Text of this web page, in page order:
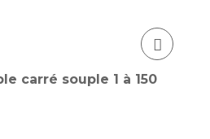
carré souple 1 à 150